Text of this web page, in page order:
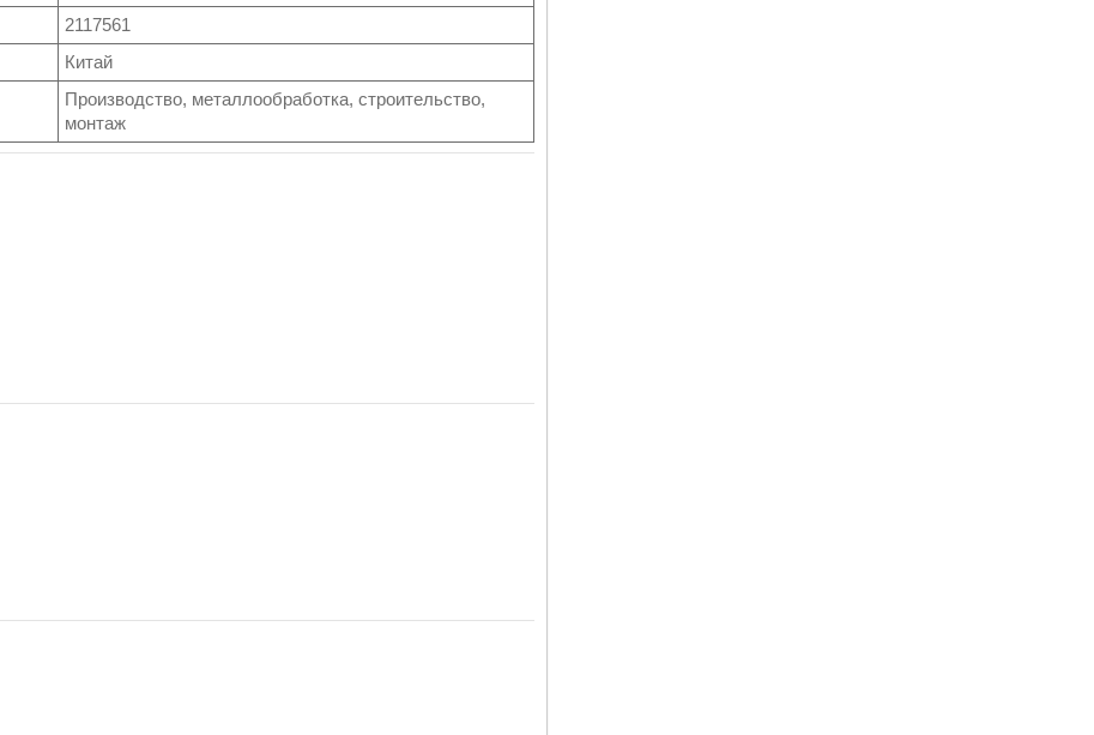
2117561
Китай
Производство, металлообработка, строительство,
монтаж